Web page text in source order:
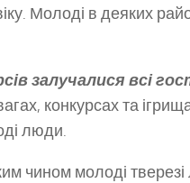
Молоді в деяких
залучалися всі
конкурсах та
люди.
чином молоді